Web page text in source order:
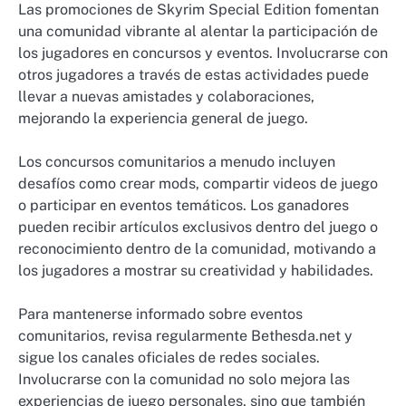
Las promociones de Skyrim Special Edition fomentan
una comunidad vibrante al alentar la participación de
los jugadores en concursos y eventos. Involucrarse con
otros jugadores a través de estas actividades puede
llevar a nuevas amistades y colaboraciones,
mejorando la experiencia general de juego.
Los concursos comunitarios a menudo incluyen
desafíos como crear mods, compartir videos de juego
o participar en eventos temáticos. Los ganadores
pueden recibir artículos exclusivos dentro del juego o
reconocimiento dentro de la comunidad, motivando a
los jugadores a mostrar su creatividad y habilidades.
Para mantenerse informado sobre eventos
comunitarios, revisa regularmente Bethesda.net y
sigue los canales oficiales de redes sociales.
Involucrarse con la comunidad no solo mejora las
experiencias de juego personales, sino que también